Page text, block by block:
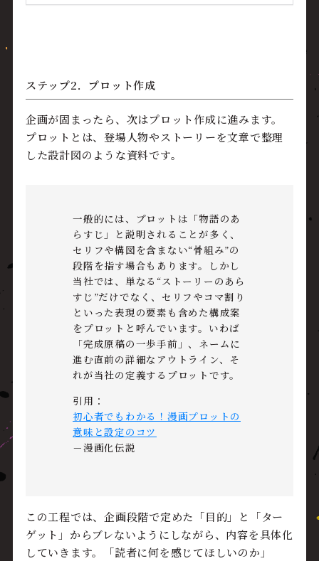
ステップ2．プロット作成
企画が固まったら、次はプロット作成に進みます。
プロットとは、登場人物やストーリーを文章で整理
した設計図のような資料です。
一般的には、プロットは「物語のあ
らすじ」と説明されることが多く、
セリフや構図を含まない“骨組み”の
段階を指す場合もあります。しかし
当社では、単なる“ストーリーのあら
すじ”だけでなく、セリフやコマ割り
といった表現の要素も含めた構成案
をプロットと呼んでいます。いわば
「完成原稿の一歩手前」、ネームに
進む直前の詳細なアウトライン、そ
れが当社の定義するプロットです。
引用：
初心者でもわかる！漫画プロットの
意味と設定のコツ
－漫画化伝説
この工程では、企画段階で定めた「目的」と「ター
ゲット」からブレないようにしながら、内容を具体化
していきます。「読者に何を感じてほしいのか」